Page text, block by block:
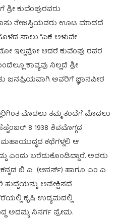
ಕುವೆಂಪುರವರು
ತೇಜಸ್ವಿಯವರು ಊಟ ಮಾಡದೆ
ಸಾಲು “ಏಕೆ ಅಳುವೇ
ಇಲ್ಲವೋ ಆದರೆ ಕುವೆಂಪು ರವರ
ಕಾವ್ಯವು ನಿಲ್ಲದೆ ಶ್ರೀ
ಅವರಿಗೆ ಜ್ಞಾನಪೀಠ
ಮೊದಲು ತಮ್ಮ ತಂದೆಗೆ ಮೊದಲು
8 1938 ಶಿವಮೊಗ್ಗದ
ಮಹಾಯುದ್ಧದ ಕಥೆಗಳ್ಲಲಿ ಆ
ಎಂದು ಬರೆದುಕೊಂಡಿದ್ದಾರೆ. ಅವರು
ಕನ್ನಡ ಬಿ ಎ (ಆನರ್ಸ್) ಹಾಗೂ ಎಂ ಎ
ಅಪೇಕ್ಷಿಸದೆ
ಕೃಷಿ ಉದ್ಯಮದಲ್ಲಿ
ಅದಮ್ಯ ನಿಸರ್ಗ ಪ್ರೇಮ.